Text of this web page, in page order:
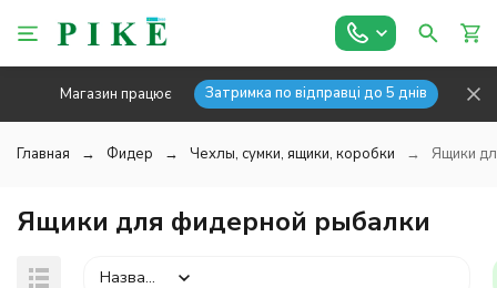
Магазин працює Затримка по відправці до 5 днів
Главная Фидер Чехлы, сумки, ящики, коробки Ящики
Ящики для фидерной рыбалки
Название